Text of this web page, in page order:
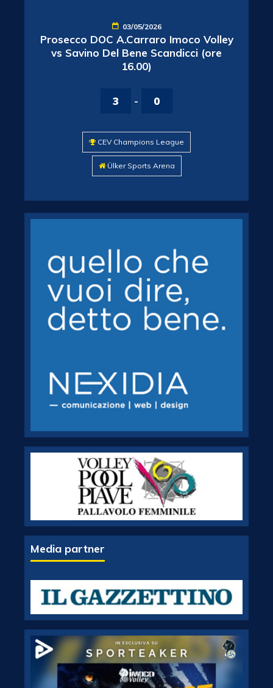
03/05/2026
Prosecco DOC A.Carraro Imoco Volley
vs Savino Del Bene Scandicci (ore
16.00)
3 - 0
CEV Champions League
Ülker Sports Arena
Media partner